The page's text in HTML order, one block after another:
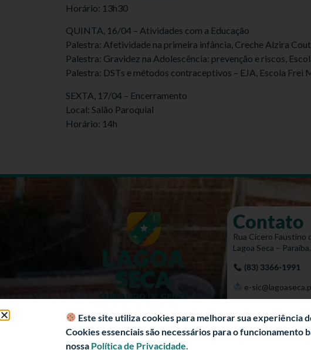
Horário: 13h30
QUINTA, 16/04 – Atividades com a Educação
Palestra: Afetividade na primeira infância, Creche Alzira
Palestra: Gravidez na Adolescência: prevenção e riscos,
Palestra: DSTs e métodos contraceptivos – EJA, Escola Frei
SEXTA, 17/04 – Encerramento
Local: Salão Paroquial
Horário: 14h
Contato
Rua Cícero Faustino
Lagoa Seca –
(83) 3366-1991
e-
Este site utiliza cookies para melhorar sua experiência
Cookies essenciais são necessários para o
nossa Política de Privacidade.